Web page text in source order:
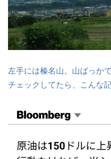
左手には榛名山。山ばっか
チェックしてたら、こんな